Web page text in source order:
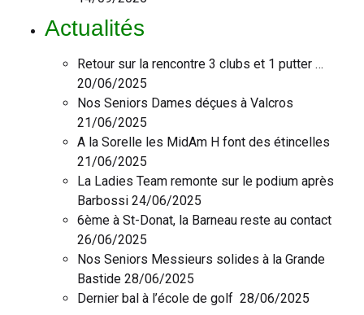
Actualités
Retour sur la rencontre 3 clubs et 1 putter …
20/06/2025
Nos Seniors Dames déçues à Valcros
21/06/2025
A la Sorelle les MidAm H font des étincelles
21/06/2025
La Ladies Team remonte sur le podium après
Barbossi 24/06/2025
6ème à St-Donat, la Barneau reste au contact
26/06/2025
Nos Seniors Messieurs solides à la Grande
Bastide 28/06/2025
Dernier bal à l’école de golf 28/06/2025